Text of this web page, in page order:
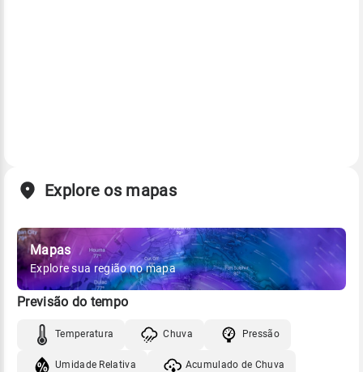
Explore os mapas
Mapas
Explore sua região no mapa
Previsão do tempo
Temperatura Chuva Pressão
Umidade Relativa Acumulado de Chuva